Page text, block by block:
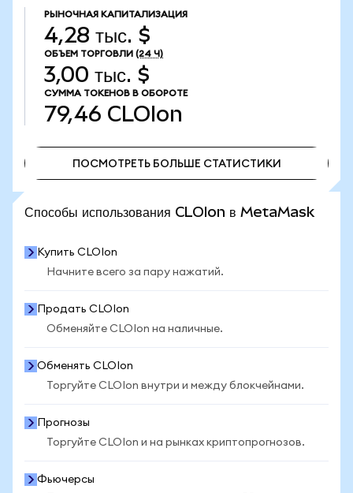
РЫНОЧНАЯ КАПИТАЛИЗАЦИЯ
4,28 тыс. $
ОБЪЕМ ТОРГОВЛИ (24 Ч)
3,00 тыс. $
СУММА ТОКЕНОВ В ОБОРОТЕ
79,46 CLOIon
ПОСМОТРЕТЬ БОЛЬШЕ СТАТИСТИКИ
Способы использования CLOIon в MetaMask
Купить CLOIon
Начните всего за пару нажатий.
Продать CLOIon
Обменяйте CLOIon на наличные.
Обменять CLOIon
Торгуйте CLOIon внутри и между блокчейнами.
Прогнозы
Торгуйте CLOIon и на рынках криптопрогнозов.
Фьючерсы